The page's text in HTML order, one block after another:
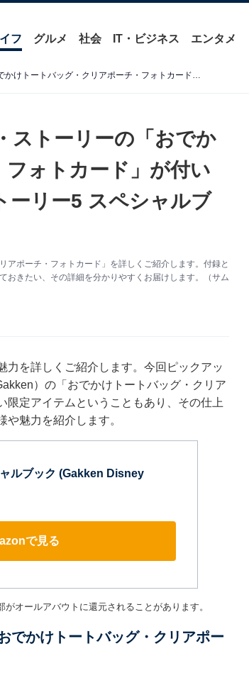
フ グルメ 社会 IT・ビジネス エンタメ
両面デザインがかわいい！ トイ・ストーリーの「おでかけトートバッグ・クリアポーチ・フォトカード」が付いてくる！ 予約必須の『トイ・ストーリー5 スペシャルブック』は7月21日発売
ストーリーの「おでか
ォトカード」が付い
ーリー5 スペシャルブ
アポーチ・フォトカード」を詳しくご紹介します。付録と
おきたい、その詳細を分かりやすくお届けします。（サム
を詳しくご紹介します。今回ピックアッ
）の「おでかけトートバッグ・クリア
限定アイテムということもあり、その仕上
魅力を紹介します。
ルブック (Gakken Disney
で見る
オールアバウトに還元されることがあります。
でかけトートバッグ・クリアポー